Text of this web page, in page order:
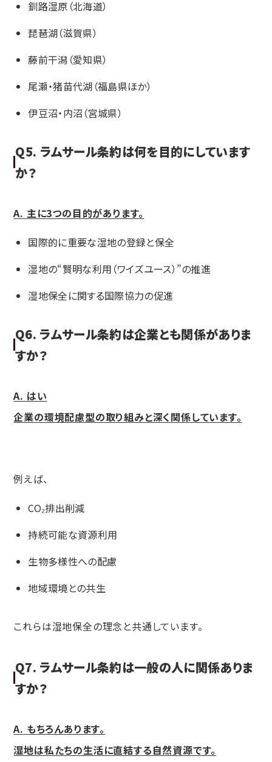
釧路湿原（北海道）
琵琶湖（滋賀県）
藤前干潟（愛知県）
尾瀬・猪苗代湖（福島県ほか）
伊豆沼・内沼（宮城県）
Q5. ラムサール条約は何を目的にしています
か？
A. 主に3つの目的があります。
国際的に重要な湿地の登録と保全
湿地の“賢明な利用（ワイズユース）”の推進
湿地保全に関する国際協力の促進
Q6. ラムサール条約は企業とも関係がありま
すか？
A. はい
企業の環境配慮型の取り組みと深く関係しています。
例えば、
CO₂排出削減
持続可能な資源利用
生物多様性への配慮
地域環境との共生
これらは湿地保全の理念と共通しています。
Q7. ラムサール条約は一般の人に関係ありま
すか？
A. もちろんあります。
湿地は私たちの生活に直結する自然資源です。